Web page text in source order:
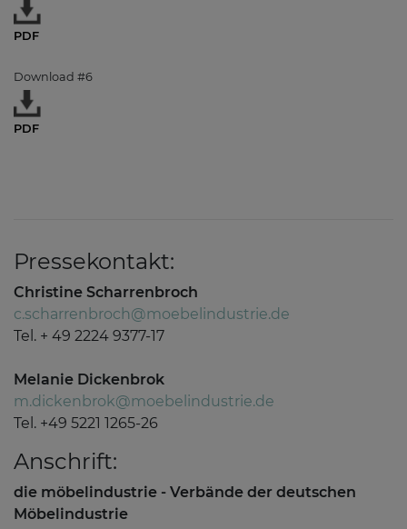
PDF
Download #6
PDF
Pressekontakt:
Christine Scharrenbroch
c.scharrenbroch@moebelindustrie.de
Tel. + 49 2224 9377-17
Melanie Dickenbrok
m.dickenbrok@moebelindustrie.de
Tel. +49 5221 1265-26
Anschrift:
die möbelindustrie - Verbände der deutschen
Möbelindustrie